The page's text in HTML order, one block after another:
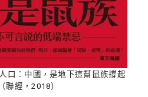
口：中國，是地下這幫鼠族撐起
聯經，2018）